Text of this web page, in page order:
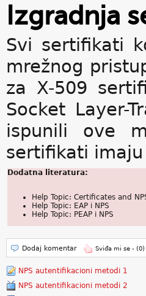
Izgradnja
Svi sertifikati
mrežnog
za X-509
Socket Layer-
ispunili ove
sertifikati
Dodatna literatura:
Help Topic: Certificates and
Help Topic: EAP i NPS
Help Topic: PEAP i NPS
Dodaj komentar Sviđa mi se - (0)
NPS autentifikacioni metodi 1
NPS autentifikacioni metodi 2